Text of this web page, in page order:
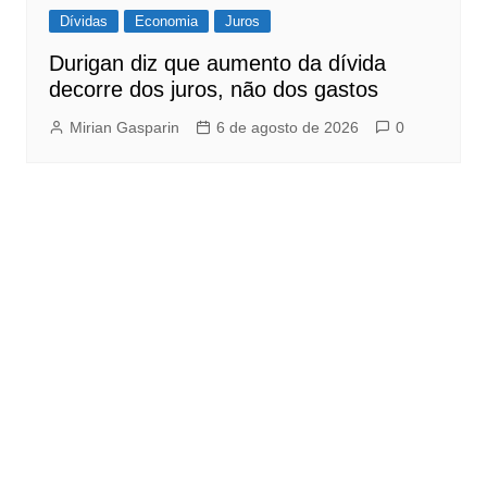
Dívidas Economia Juros
Durigan diz que aumento da dívida
decorre dos juros, não dos gastos
Mirian Gasparin 6 de agosto de 2026 0